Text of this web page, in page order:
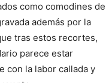
como comodines de
además por la
tras estos recortes,
parece estar
con la labor callada y